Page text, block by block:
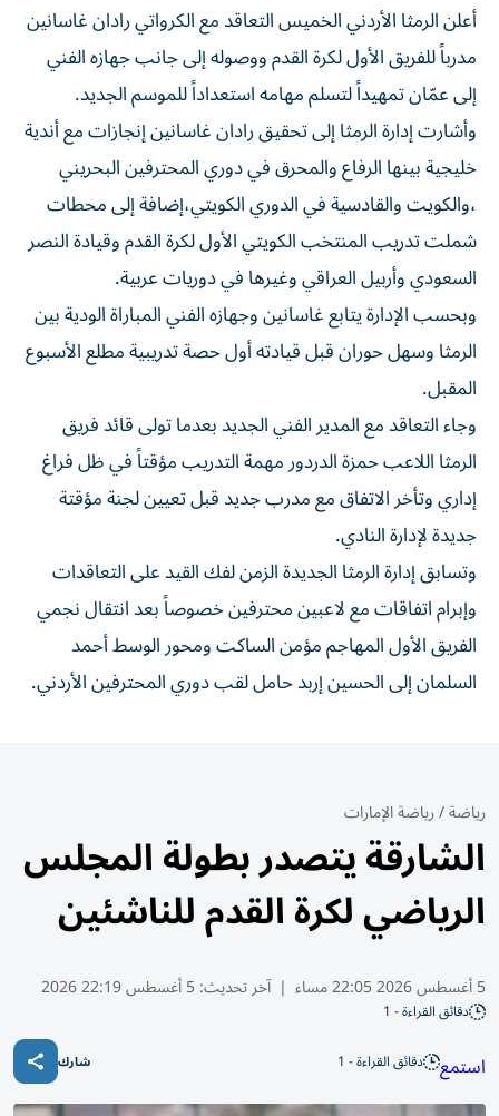
أعلن الرمثا الأردني الخميس التعاقد مع الكرواتي رادان غاسانين
مدرباً للفريق الأول لكرة القدم ووصوله إلى جانب جهازه الفني
إلى عمّان تمهيداً لتسلم مهامه استعداداً للموسم الجديد.
وأشارت إدارة الرمثا إلى تحقيق رادان غاسانين إنجازات مع أندية
خليجية بينها الرفاع والمحرق في دوري المحترفين البحريني
،والكويت والقادسية في الدوري الكويتي،إضافة إلى محطات
شملت تدريب المنتخب الكويتي الأول لكرة القدم وقيادة النصر
السعودي وأربيل العراقي وغيرها في دوريات عربية.
وبحسب الإدارة يتابع غاسانين وجهازه الفني المباراة الودية بين
الرمثا وسهل حوران قبل قيادته أول حصة تدريبية مطلع الأسبوع
المقبل.
وجاء التعاقد مع المدير الفني الجديد بعدما تولى قائد فريق
الرمثا اللاعب حمزة الدردور مهمة التدريب مؤقتاً في ظل فراغ
إداري وتأخر الاتفاق مع مدرب جديد قبل تعيين لجنة مؤقتة
جديدة لإدارة النادي.
وتسابق إدارة الرمثا الجديدة الزمن لفك القيد على التعاقدات
وإبرام اتفاقات مع لاعبين محترفين خصوصاً بعد انتقال نجمي
الفريق الأول المهاجم مؤمن الساكت ومحور الوسط أحمد
السلمان إلى الحسين إربد حامل لقب دوري المحترفين الأردني.
رياضة/رياضة الإمارات
الشارقة يتصدر بطولة المجلس
الرياضي لكرة القدم للناشئين
5 أغسطس 2026 22:05 مساء | آخر تحديث:5 أغسطس 22:19 2026
دقائق القراءة - 1
استمع دقائق القراءة - 1 شارك